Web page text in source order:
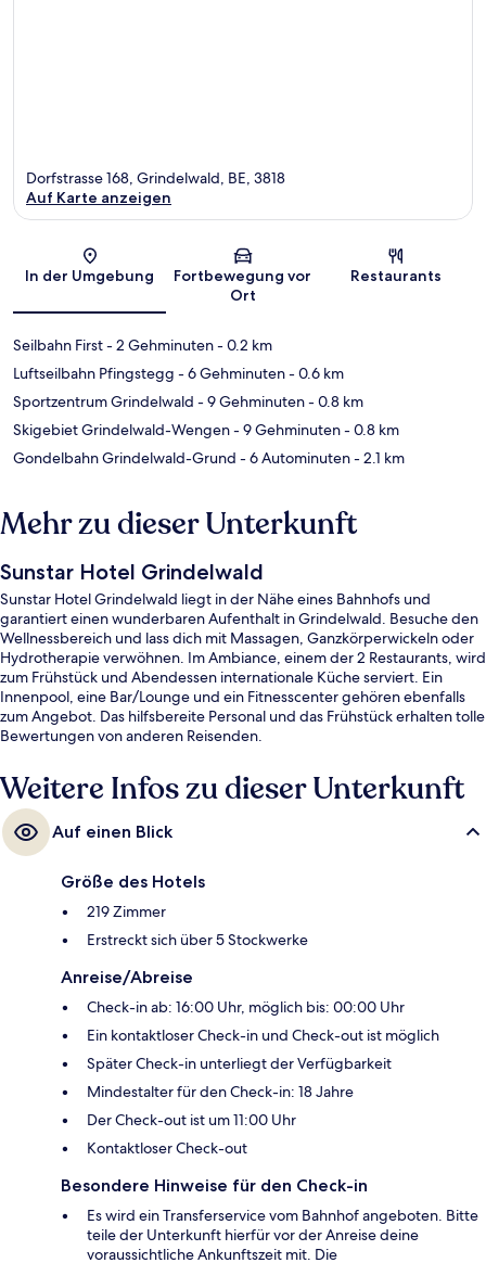
Karte
Dorfstrasse 168, Grindelwald, BE, 3818
Auf Karte anzeigen
In der Umgebung
Fortbewegung vor
Ort
Restaurants
Seilbahn First- 2 Gehminuten- 0.2 km
Luftseilbahn Pfingstegg - 6 Gehminuten- 0.6 km
Sportzentrum Grindelwald - 9 Gehminuten- 0.8 km
Skigebiet Grindelwald-Wengen- 9 Gehminuten- 0.8 km
Gondelbahn Grindelwald-Grund - 6 Autominuten- 2.1 km
Mehr zu dieser Unterkunft
Sunstar Hotel Grindelwald
Sunstar Hotel Grindelwald liegt in der Nähe eines Bahnhofs und
garantiert einen wunderbaren Aufenthalt in Grindelwald. Besuche den
Wellnessbereich und lass dich mit Massagen, Ganzkörperwickeln oder
Hydrotherapie verwöhnen. Im Ambiance, einem der 2 Restaurants, wird
zum Frühstück und Abendessen internationale Küche serviert. Ein
Innenpool, eine Bar/Lounge und ein Fitnesscenter gehören ebenfalls
zum Angebot. Das hilfsbereite Personal und das Frühstück erhalten tolle
Bewertungen von anderen Reisenden.
Weitere Infos zu dieser Unterkunft
Auf einen Blick
Größe des Hotels
219 Zimmer
Erstreckt sich über 5 Stockwerke
Anreise/Abreise
Check-in ab: 16:00 Uhr, möglich bis: 00:00 Uhr
Ein kontaktloser Check-in und Check-out ist möglich
Später Check-in unterliegt der Verfügbarkeit
Mindestalter für den Check-in: 18 Jahre
Der Check-out ist um 11:00 Uhr
Kontaktloser Check-out
Besondere Hinweise für den Check-in
Es wird ein Transferservice vom Bahnhof angeboten. Bitte
teile der Unterkunft hierfür vor der Anreise deine
voraussichtliche Ankunftszeit mit. Die